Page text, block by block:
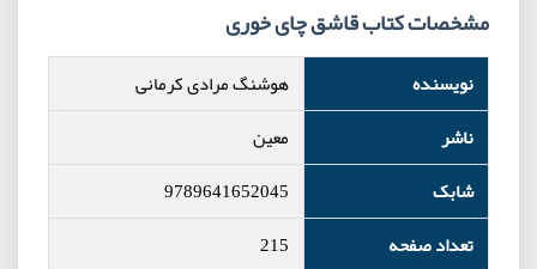
مشخصات کتاب قاشق چای خوری
نویسنده
هوشنگ مرادی کرمانی
ناشر
معین
شابک
9789641652045
تعداد صفحه
215